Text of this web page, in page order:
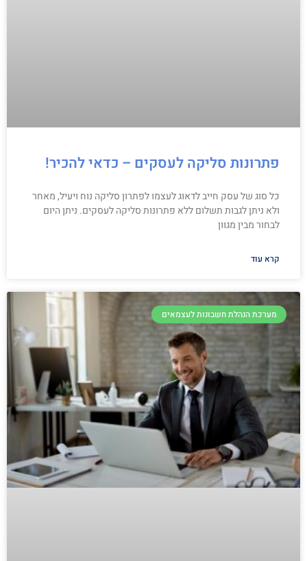
פתרונות סליקה לעסקים – כדאי להכיר!
כל סוג של עסק חייב לדאוג לעצמו לפתרון סליקה נוח ויעיל, מאחר
ולא ניתן לגבות תשלום ללא פתרונות סליקה לעסקים. ניתן היום
לבחור מבין מגוון
קרא עוד
מערכת הנהלת חשבונות לעצמאים